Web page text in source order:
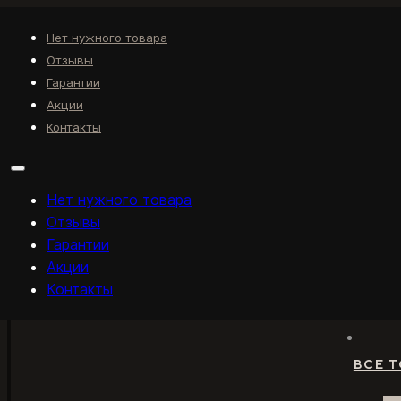
Нет нужного товара
Отзывы
Гарантии
Акции
Контакты
Нет нужного товара
Отзывы
Гарантии
Акции
Контакты
ВСЕ